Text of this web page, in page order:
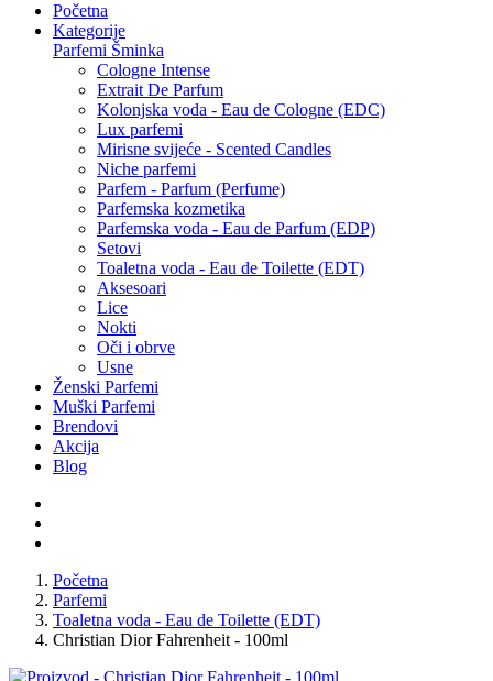
Početna
Kategorije
Parfemi Šminka
Cologne Intense
Extrait De Parfum
Kolonjska voda - Eau de Cologne (EDC)
Lux parfemi
Mirisne svijeće - Scented Candles
Niche parfemi
Parfem - Parfum (Perfume)
Parfemska kozmetika
Parfemska voda - Eau de Parfum (EDP)
Setovi
Toaletna voda - Eau de Toilette (EDT)
Aksesoari
Lice
Nokti
Oči i obrve
Usne
Ženski Parfemi
Muški Parfemi
Brendovi
Akcija
Blog
Početna
Parfemi
Toaletna voda - Eau de Toilette (EDT)
Christian Dior Fahrenheit - 100ml